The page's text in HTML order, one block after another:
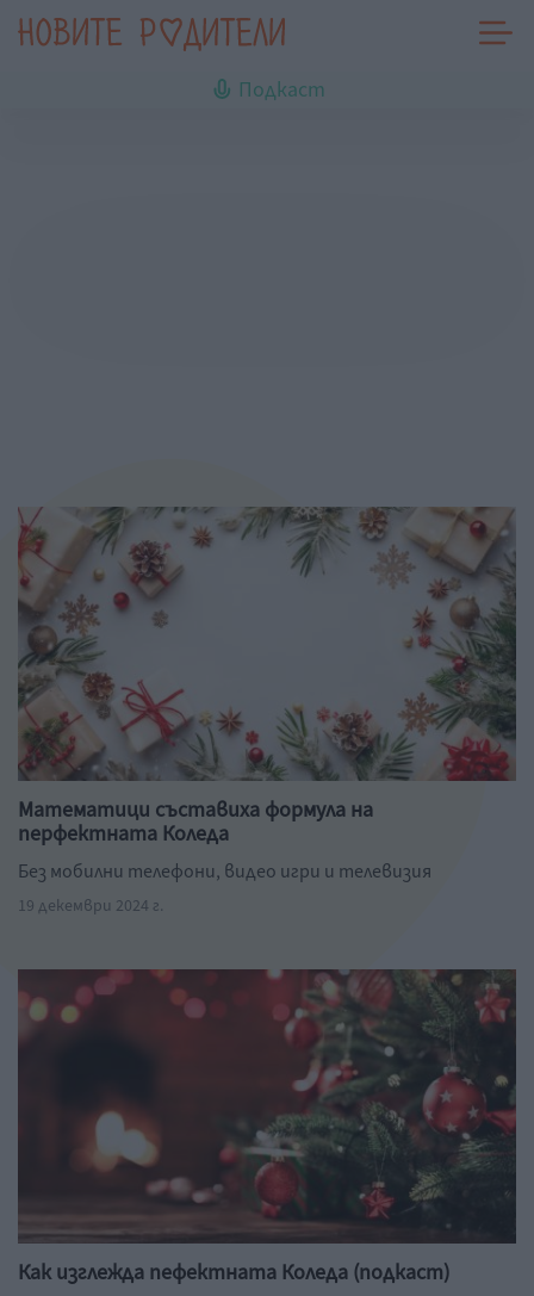
Подкаст
Математици съставиха формула на
перфектната Коледа
Без мобилни телефони, видео игри и телевизия
19 декември 2024 г.
Как изглежда пефектната Коледа (подкаст)